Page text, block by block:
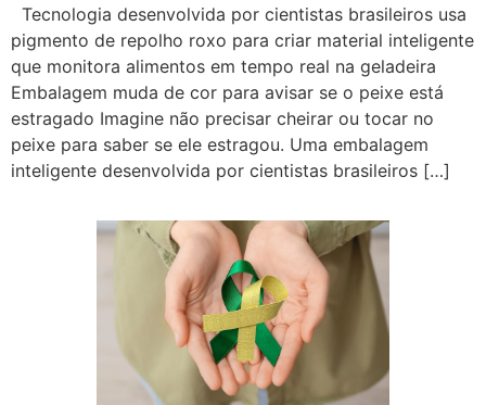
Tecnologia desenvolvida por cientistas brasileiros usa
pigmento de repolho roxo para criar material inteligente
que monitora alimentos em tempo real na geladeira
Embalagem muda de cor para avisar se o peixe está
estragado Imagine não precisar cheirar ou tocar no
peixe para saber se ele estragou. Uma embalagem
inteligente desenvolvida por cientistas brasileiros […]